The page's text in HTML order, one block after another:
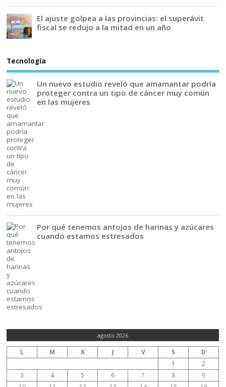
El ajuste golpea a las provincias: el superávit
fiscal se redujo a la mitad en un año
Tecnología
Un nuevo estudio reveló que amamantar podría
proteger contra un tipo de cáncer muy común
en las mujeres
Por qué tenemos antojos de harinas y azúcares
cuando estamos estresados
agosto 2026
L M X J V S
D
1
2
3
4 5 6 7 8
9